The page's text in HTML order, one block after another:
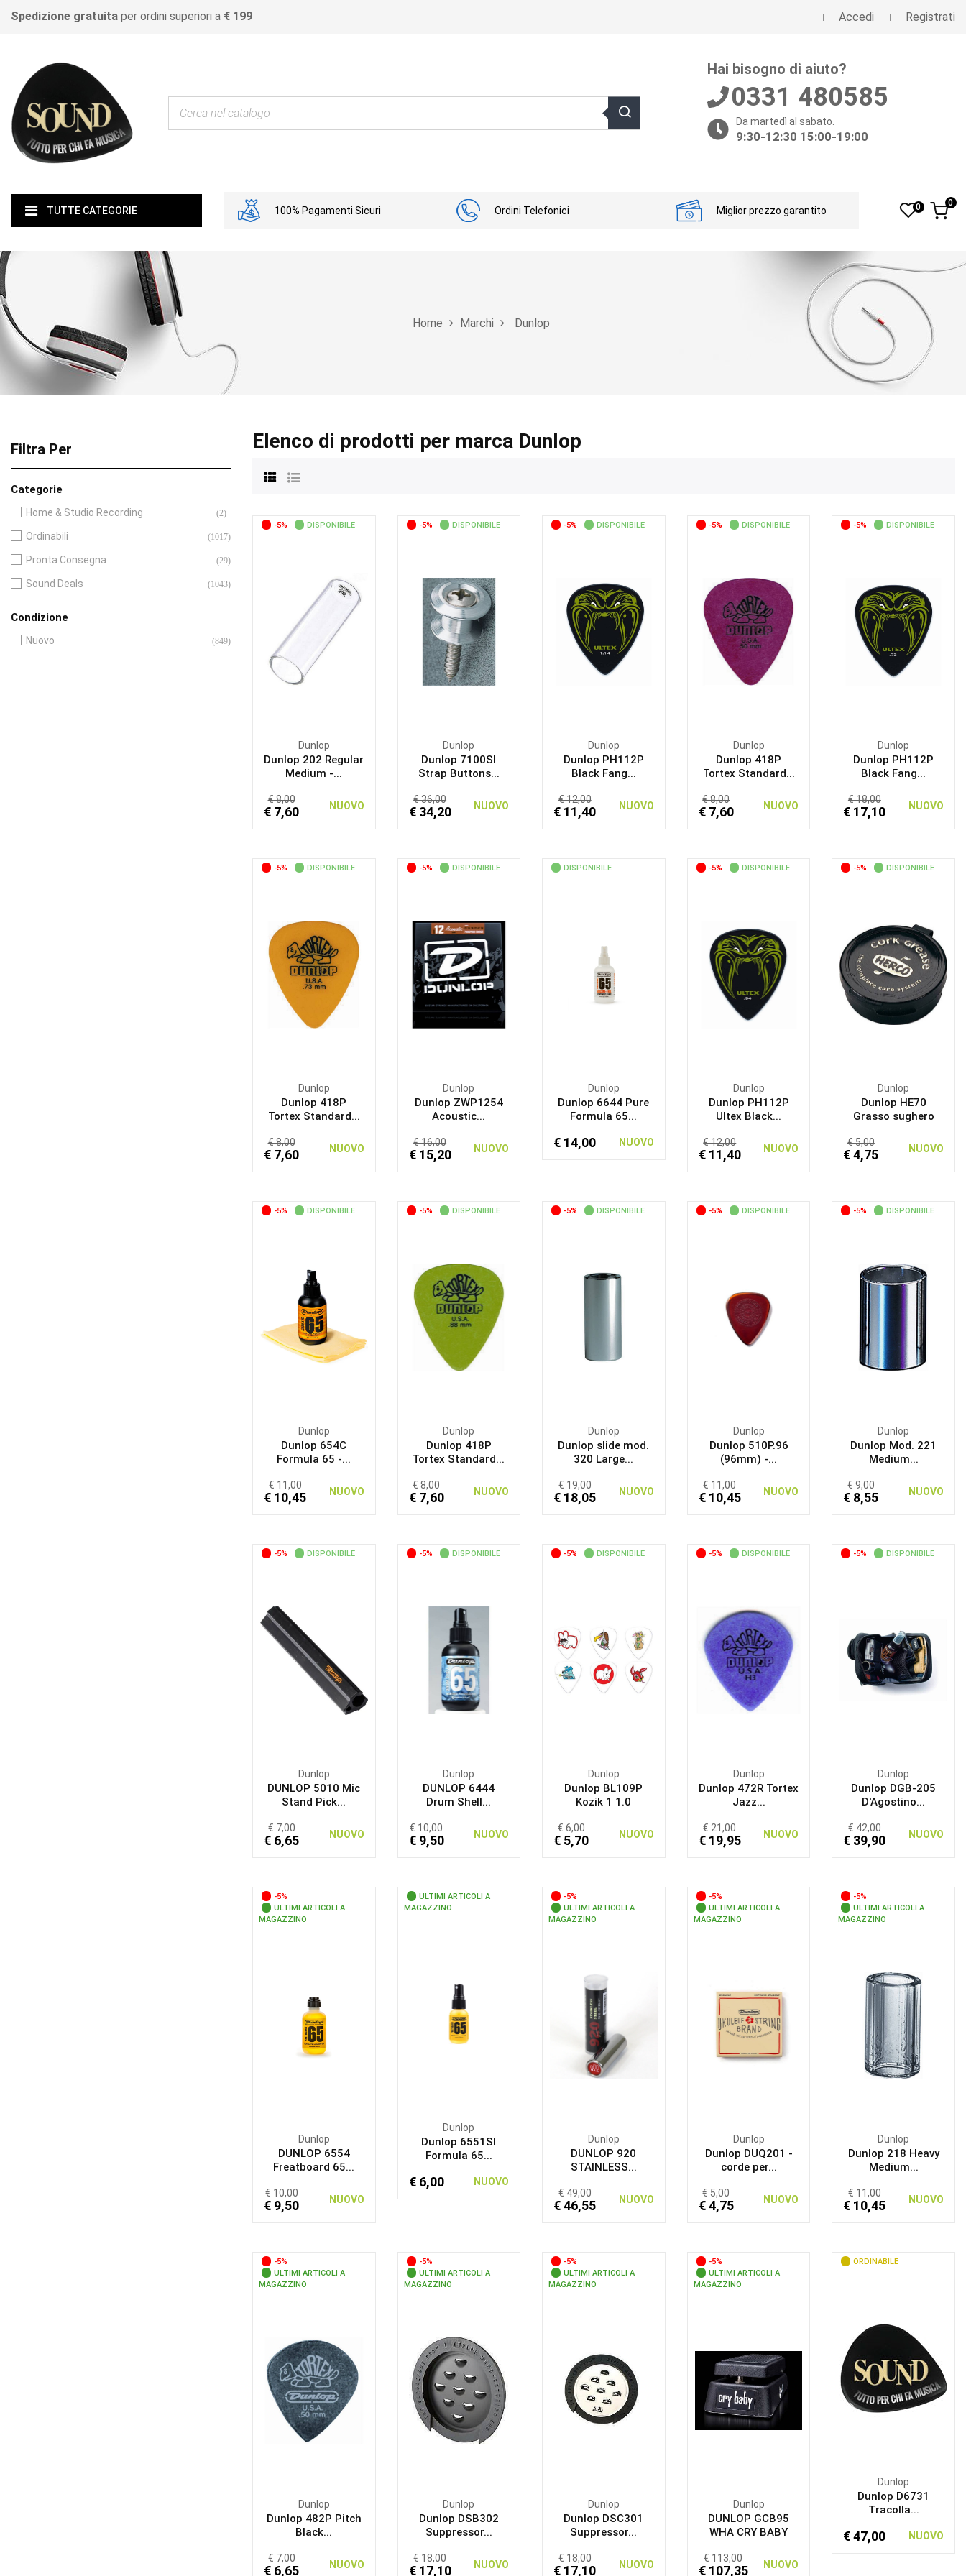
Spedizione gratuita per ordini superiori a € 199 Accedi Registrati
Hai bisogno di aiuto?
0331 480585
Da martedì al sabato.
9:30-12:30 15:00-19:00
TUTTE CATEGORIE 100% Pagamenti Sicuri Ordini Telefonici Miglior prezzo garantito 0 0
Home Marchi Dunlop
Filtra Per
Categorie
Home & Studio Recording (2)
Ordinabili (1017)
Pronta Consegna (29)
Sound Deals (1043)
Condizione
Nuovo (849)
Elenco di prodotti per marca Dunlop
-5% DISPONIBILE
Dunlop
Dunlop 202 Regular
Medium -...
€ 8,00
€ 7,60 NUOVO
-5% DISPONIBILE
Dunlop
Dunlop 7100SI
Strap Buttons...
€ 36,00
€ 34,20 NUOVO
-5% DISPONIBILE
Dunlop
Dunlop PH112P
Black Fang...
€ 12,00
€ 11,40 NUOVO
-5% DISPONIBILE
Dunlop
Dunlop 418P
Tortex Standard...
€ 8,00
€ 7,60 NUOVO
-5% DISPONIBILE
Dunlop
Dunlop PH112P
Black Fang...
€ 18,00
€ 17,10 NUOVO
-5% DISPONIBILE
Dunlop
Dunlop 418P
Tortex Standard...
€ 8,00
€ 7,60 NUOVO
-5% DISPONIBILE
Dunlop
Dunlop ZWP1254
Acoustic...
€ 16,00
€ 15,20 NUOVO
DISPONIBILE
Dunlop
Dunlop 6644 Pure
Formula 65...
€ 14,00 NUOVO
-5% DISPONIBILE
Dunlop
Dunlop PH112P
Ultex Black...
€ 12,00
€ 11,40 NUOVO
-5% DISPONIBILE
Dunlop
Dunlop HE70
Grasso sughero
€ 5,00
€ 4,75 NUOVO
-5% DISPONIBILE
Dunlop
Dunlop 654C
Formula 65 -...
€ 11,00
€ 10,45 NUOVO
-5% DISPONIBILE
Dunlop
Dunlop 418P
Tortex Standard...
€ 8,00
€ 7,60 NUOVO
-5% DISPONIBILE
Dunlop
Dunlop slide mod.
320 Large...
€ 19,00
€ 18,05 NUOVO
-5% DISPONIBILE
Dunlop
Dunlop 510P.96
(96mm) -...
€ 11,00
€ 10,45 NUOVO
-5% DISPONIBILE
Dunlop
Dunlop Mod. 221
Medium...
€ 9,00
€ 8,55 NUOVO
-5% DISPONIBILE
Dunlop
DUNLOP 5010 Mic
Stand Pick...
€ 7,00
€ 6,65 NUOVO
-5% DISPONIBILE
Dunlop
DUNLOP 6444
Drum Shell...
€ 10,00
€ 9,50 NUOVO
-5% DISPONIBILE
Dunlop
Dunlop BL109P
Kozik 1 1.0
€ 6,00
€ 5,70 NUOVO
-5% DISPONIBILE
Dunlop
Dunlop 472R Tortex
Jazz...
€ 21,00
€ 19,95 NUOVO
-5% DISPONIBILE
Dunlop
Dunlop DGB-205
D'Agostino...
€ 42,00
€ 39,90 NUOVO
-5%
ULTIMI ARTICOLI A
MAGAZZINO
Dunlop
DUNLOP 6554
Freatboard 65...
€ 10,00
€ 9,50 NUOVO
ULTIMI ARTICOLI A
MAGAZZINO
Dunlop
Dunlop 6551SI
Formula 65...
€ 6,00 NUOVO
-5%
ULTIMI ARTICOLI A
MAGAZZINO
Dunlop
DUNLOP 920
STAINLESS...
€ 49,00
€ 46,55 NUOVO
-5%
ULTIMI ARTICOLI A
MAGAZZINO
Dunlop
Dunlop DUQ201 -
corde per...
€ 5,00
€ 4,75 NUOVO
-5%
ULTIMI ARTICOLI A
MAGAZZINO
Dunlop
Dunlop 218 Heavy
Medium...
€ 11,00
€ 10,45 NUOVO
-5%
ULTIMI ARTICOLI A
MAGAZZINO
Dunlop
Dunlop 482P Pitch
Black...
€ 7,00
€ 6,65 NUOVO
-5%
ULTIMI ARTICOLI A
MAGAZZINO
Dunlop
Dunlop DSB302
Suppressor...
€ 18,00
€ 17,10 NUOVO
-5%
ULTIMI ARTICOLI A
MAGAZZINO
Dunlop
Dunlop DSC301
Suppressor...
€ 18,00
€ 17,10 NUOVO
-5%
ULTIMI ARTICOLI A
MAGAZZINO
Dunlop
DUNLOP GCB95
WHA CRY BABY
€ 113,00
€ 107,35 NUOVO
ORDINABILE
Dunlop
Dunlop D6731
Tracolla...
€ 47,00 NUOVO